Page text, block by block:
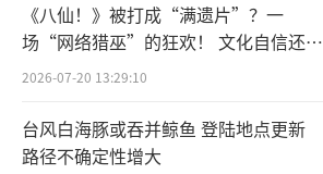
《八仙！》被打成“满遗片”？一
场“网络猎巫”的狂欢！ 文化自信还是
焦虑？
2026-07-20 13:29:10
台风白海豚或吞并鲸鱼 登陆地点更新
路径不确定性增大